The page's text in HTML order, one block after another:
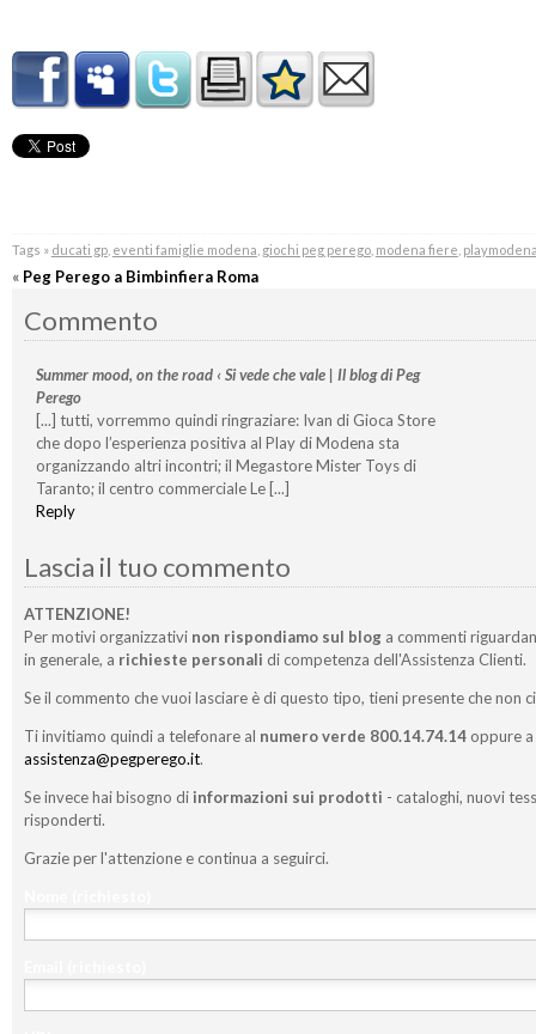
Tags » ducati gp, eventi famiglie modena giochi peg perego, modena fiere
« Peg Perego a Bimbinfiera Roma
Commento
Summer mood, on the road ‹ Si vede che vale | Il blog di Peg
Perego
[...] tutti, vorremmo quindi ringraziare: Ivan di Gioca Store
che dopo l’esperienza positiva al Play di Modena sta
organizzando altri incontri; il Megastore Mister Toys di
Taranto; il centro commerciale Le [...]
Reply
Lascia il tuo commento
ATTENZIONE!
Per motivi organizzativi non rispondiamo sul bloga commenti
in generale, a richieste personali di competenza dell'Assistenza Clienti.
Se il commento che vuoi lasciare è di questo tipo, tieni presente che non
Ti invitiamo quindi a telefonare al numero verde 800.14.74.14oppure a
assistenza@pegperego.it.
Se invece hai bisogno di informazioni sui prodotti - cataloghi, nuovi
risponderti.
Grazie per l'attenzione e continua a seguirci.